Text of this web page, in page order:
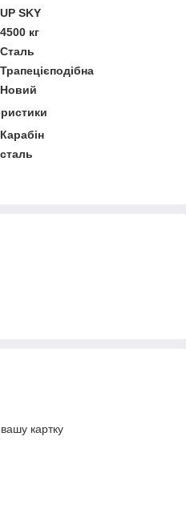
UP SKY
4500 кг
Сталь
Трапецієподібна
Новий
Карабін
сталь
картку